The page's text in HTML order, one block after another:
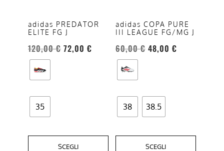
adidas PREDATOR
ELITE FG J
120,00€ 72,00 €
35
SCEGLI
opzioni
possono
essere
scelte
nella
del
prodotto
adidas COPA PURE
III LEAGUE FG/MG J
60,00€ 48,00 €
38 38.5
SCEGLI
opzioni
possono
essere
scelte
nella
del
prodotto